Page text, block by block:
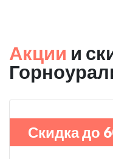
Акции и
Скидка до